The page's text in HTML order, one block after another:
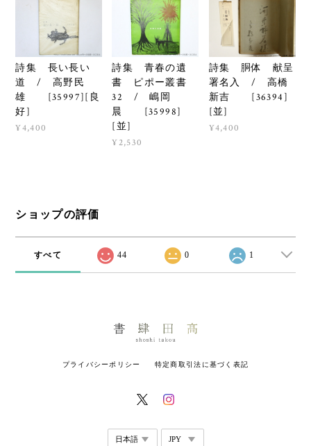
詩集 長い長い
道 / 高野民
雄 [35997][良
好]
¥4,400
詩集 青春の遺
書 ピポー叢書
32 / 嶋岡
晨 [35998]
[並]
¥2,530
詩集 胴体 献呈
署名入 / 高橋
新吉 [36394]
[並]
¥4,400
ショップの評価
すべて 44 0 1
プライバシーポリシー 特定商取引法に基づく表記